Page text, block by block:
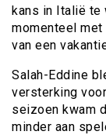
kans in Italië te
momenteel met
van een
Salah-Eddine
versterking
seizoen kwam
minder aan